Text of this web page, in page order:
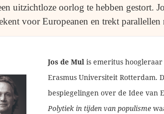
uitzichtloze oorlog te hebben gestort.
voor Europeanen en trekt parallellen
Jos de Mul is emeritus
Erasmus Universiteit Rotterdam.
bespiegelingen over de Idee van
Polytiek in tijden van populisme